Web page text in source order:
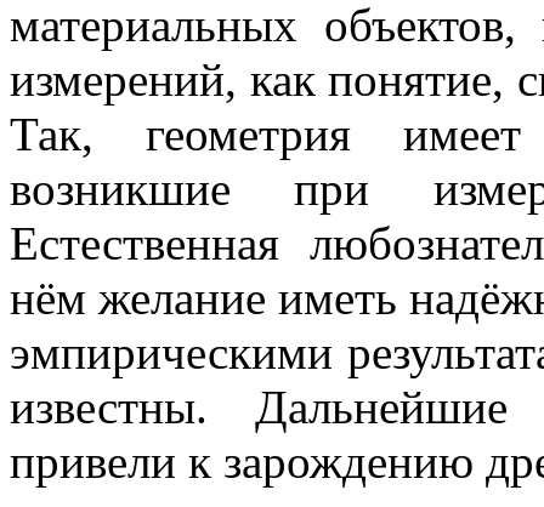
материальных
измерений, как понятие,
Так, геометрия
возникшие при
Естественная
нём желание иметь
эмпирическими
известны.
привели к зарождению